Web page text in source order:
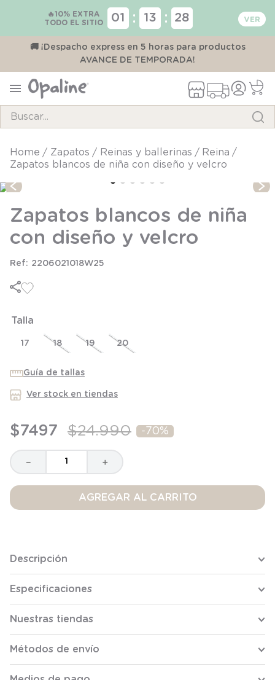
🔥10% EXTRA
TODO EL SITIO
01 : 13 : 27
🚚 ¡Despacho express en 5 horas para productos
AVANCE DE TEMPORADA!
zapatos reinas y ballerinas
reina
Zapatos blancos de niña con diseño y velcro
Zapatos blancos de niña
con diseño y velcro
2206021018W25
Talla
17 18 19 20
Guía de tallas
Ver stock en tiendas
$7497 $24.990 - 70%
＋
－
AGREGAR AL CARRITO
Descripción
Especificaciones
Nuestras tiendas
Métodos de envío
TÉRMINOS MÁS BUSCADOS
1
3.
zapatillas
4.
body
5
manta
8.
9.
saco